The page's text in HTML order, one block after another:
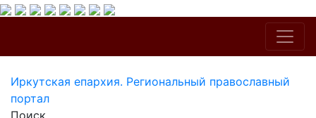
Иркутская епархия. Региональный православный
портал
Поиск